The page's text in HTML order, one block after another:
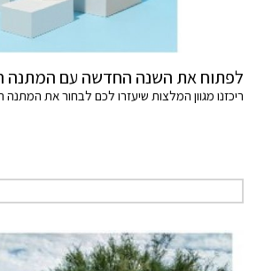
לפתוח את השנה החדשה עם המתנה
ריכזנו מגוון המלצות שיעזרו לכם לבחור את